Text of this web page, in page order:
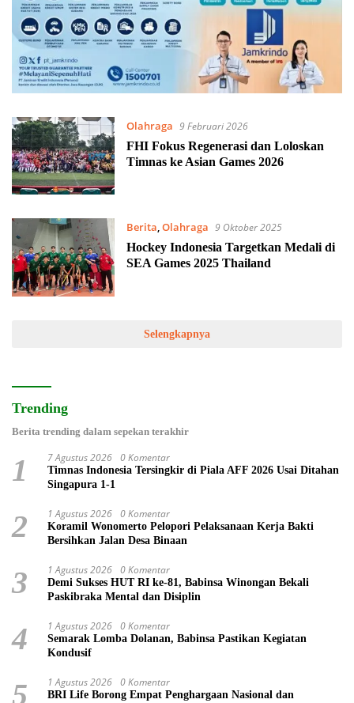
Olahraga 9 Februari 2026
FHI Fokus Regenerasi dan Loloskan
Timnas ke Asian Games 2026
Berita,Olahraga 9 Oktober 2025
Hockey Indonesia Targetkan Medali di
SEA Games 2025 Thailand
Selengkapnya
Trending
Berita trending dalam sepekan terakhir
1 7 Agustus 2026 0 Komentar
Timnas Indonesia Tersingkir di Piala AFF 2026 Usai Ditahan
Singapura 1-1
2 1 Agustus 2026 0 Komentar
Koramil Wonomerto Pelopori Pelaksanaan Kerja Bakti
Bersihkan Jalan Desa Binaan
3 1 Agustus 2026 0 Komentar
Demi Sukses HUT RI ke-81, Babinsa Winongan Bekali
Paskibraka Mental dan Disiplin
4 1 Agustus 2026 0 Komentar
Semarak Lomba Dolanan, Babinsa Pastikan Kegiatan
Kondusif
5 1 Agustus 2026 0 Komentar
BRI Life Borong Empat Penghargaan Nasional dan